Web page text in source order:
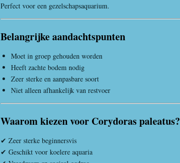
Perfect voor een gezelschapsaquarium.
Belangrijke aandachtspunten
Moet in groep gehouden worden
Heeft zachte bodem nodig
Zeer sterke en aanpasbare soort
Niet alleen afhankelijk van restvoer
Waarom kiezen voor Corydoras paleatus?
✔ Zeer sterke beginnersvis
✔ Geschikt voor koelere aquaria